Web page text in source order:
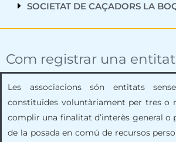
SOCIETAT DE CAÇADORS LA
Com registrar una entitat
Les associacions són entitats
constituïdes voluntàriament per tres o
complir una finalitat d’interès general o
de la posada en comú de recursos